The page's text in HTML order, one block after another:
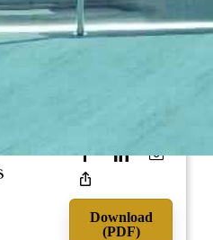
Download
(PDF)